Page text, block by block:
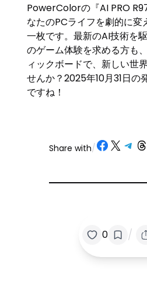
PowerColorの『AI PRO
なたのPCライフを劇的に変
一枚です。最新のAI技術を
のゲーム体験を求める方も
ィックボードで、新しい世
せんか？2025年10月31日の
ですね！
Share with/ Share on Facebook
Share on X Share on
0 /